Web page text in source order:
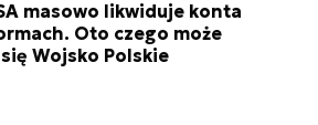
masowo likwiduje konta
Oto czego może
Wojsko Polskie